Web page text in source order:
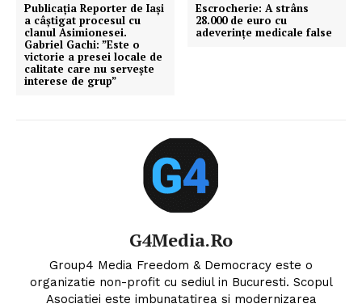
Publicația Reporter de Iași
a câștigat procesul cu
clanul Asimionesei.
Gabriel Gachi: ”Este o
victorie a presei locale de
calitate care nu servește
interese de grup”
Escrocherie: A strâns
28.000 de euro cu
adeverințe medicale false
G4Media.ro
Group4 Media Freedom & Democracy este o
organizatie non-profit cu sediul in Bucuresti. Scopul
Asociatiei este imbunatatirea si modernizarea